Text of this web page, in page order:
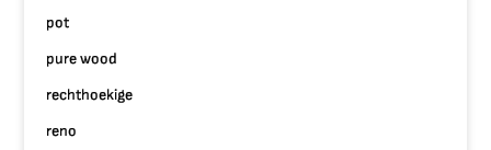
pot
pure wood
rechthoekige
reno